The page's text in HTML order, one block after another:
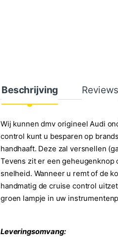
Beschrijving Reviews
Wij kunnen dmv origineel Audi
control kunt u besparen op
handhaaft. Deze zal versnellen
Tevens zit er een geheugenknop
snelheid. Wanneer u remt of de
handmatig de cruise control
groen lampje in uw
Leveringsomvang: